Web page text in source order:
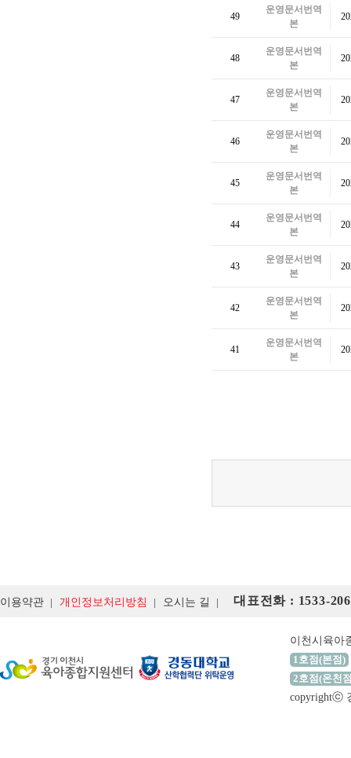
49
운영문서번역
본
48
운영문서번역
본
47
운영문서번역
본
46
운영문서번역
본
45
운영문서번역
본
44
운영문서번역
본
43
운영문서번역
본
42
운영문서번역
본
41
운영문서번역
본
이용약관 개인정보처리방침 오시는 길 대표전화 : 1533-
이천시육아
1호점(본점)
2호점(온천
copyrightⓒ